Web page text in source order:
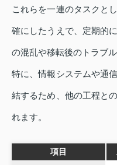
これらを一連のタスクと
確にしたうえで、定期的
の混乱や移転後のトラブ
特に、情報システムや通
結するため、他の工程と
れます。
項目